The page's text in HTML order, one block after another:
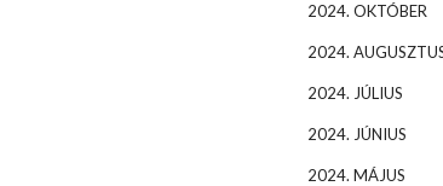
2024. OKTÓBER
2024.
2024. JÚLIUS
2024. JÚNIUS
2024. MÁJUS